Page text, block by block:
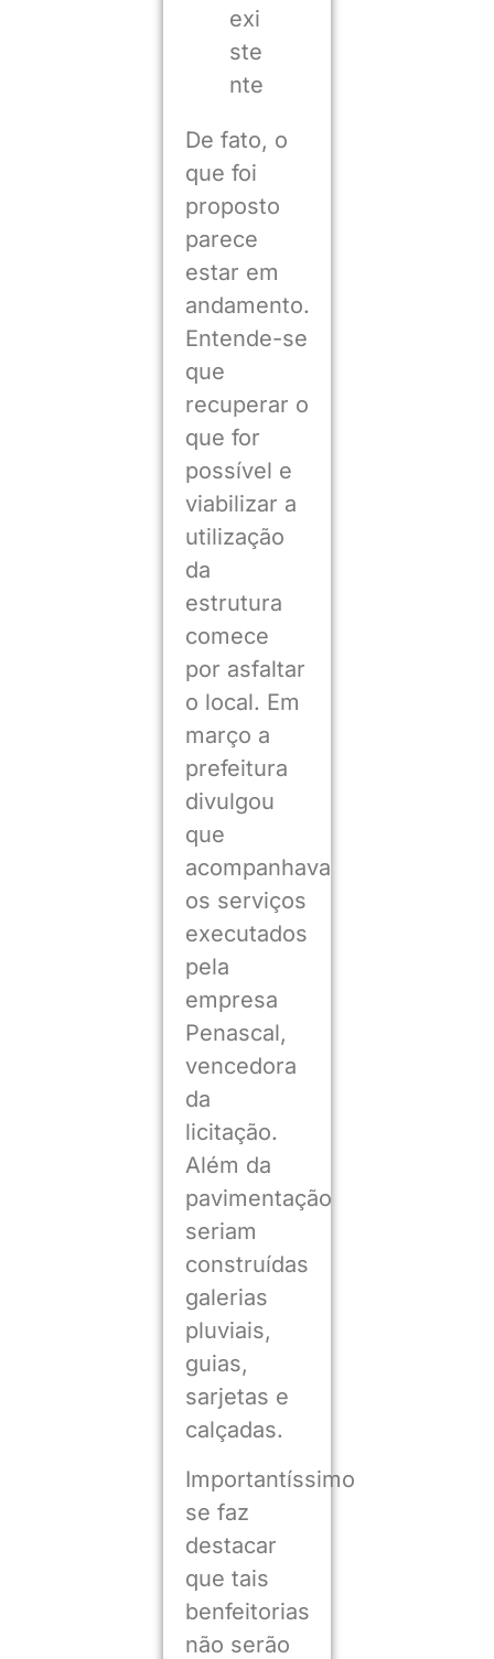
exi
ste
nte
De fato, o
que foi
proposto
parece
estar em
andamento.
Entende-se
que
recuperar o
que for
possível e
viabilizar a
utilização
da
estrutura
comece
por asfaltar
o local. Em
março a
prefeitura
divulgou
que
acompanhava
os serviços
executados
pela
empresa
Penascal,
vencedora
da
licitação.
Além da
pavimentação
seriam
construídas
galerias
pluviais,
guias,
sarjetas e
calçadas.
Importantíssimo
se faz
destacar
que tais
benfeitorias
não serão